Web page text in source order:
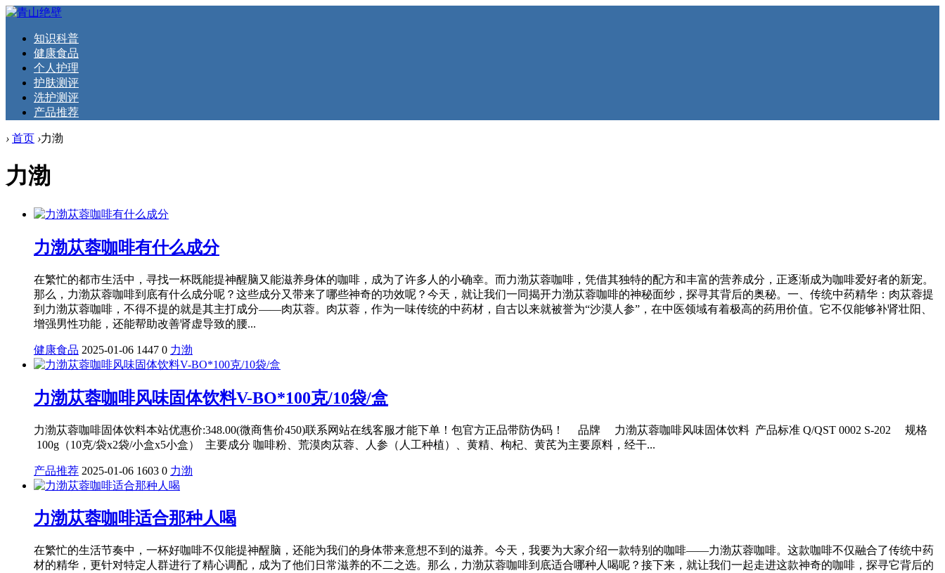
知识科普
健康食品
个人护理
护肤测评
洗护测评
产品推荐
› 首页 ›力渤
力渤
力渤苁蓉咖啡有什么成分
在繁忙的都市生活中，寻找一杯既能提神醒脑又能滋养身体的咖啡，成为了许多人的小确幸。而力渤苁蓉咖啡，凭借其独特的配方和丰富的营养成分，正逐渐成为咖啡爱好者的新宠。
那么，力渤苁蓉咖啡到底有什么成分呢？这些成分又带来了哪些神奇的功效呢？今天，就让我们一同揭开力渤苁蓉咖啡的神秘面纱，探寻其背后的奥秘。一、传统中药精华：肉苁蓉提
到力渤苁蓉咖啡，不得不提的就是其主打成分——肉苁蓉。肉苁蓉，作为一味传统的中药材，自古以来就被誉为“沙漠人参”，在中医领域有着极高的药用价值。它不仅能够补肾壮阳、
增强男性功能，还能帮助改善肾虚导致的腰...
健康食品 2025-01-06 1447 0 力渤
​力渤苁蓉咖啡风味固体饮料V-BO*100克/10袋/盒
力渤苁蓉咖啡固体饮料本站优惠价:348.00(微商售价450)联系网站在线客服才能下单！包官方正品带防伪码！ 品牌 力渤苁蓉咖啡风味固体饮料 产品标准 Q/QST 0002 S-202 规格
100g（10克/袋x2袋/小盒x5小盒） 主要成分 咖啡粉、荒漠肉苁蓉、人参（人工种植）、黄精、枸杞、黄芪为主要原料，经干...
产品推荐 2025-01-06 1603 0 力渤
力渤苁蓉咖啡适合那种人喝
在繁忙的生活节奏中，一杯好咖啡不仅能提神醒脑，还能为我们的身体带来意想不到的滋养。今天，我要为大家介绍一款特别的咖啡——力渤苁蓉咖啡。这款咖啡不仅融合了传统中药
材的精华，更针对特定人群进行了精心调配，成为了他们日常滋养的不二之选。那么，力渤苁蓉咖啡到底适合哪种人喝呢？接下来，就让我们一起走进这款神奇的咖啡，探寻它背后的